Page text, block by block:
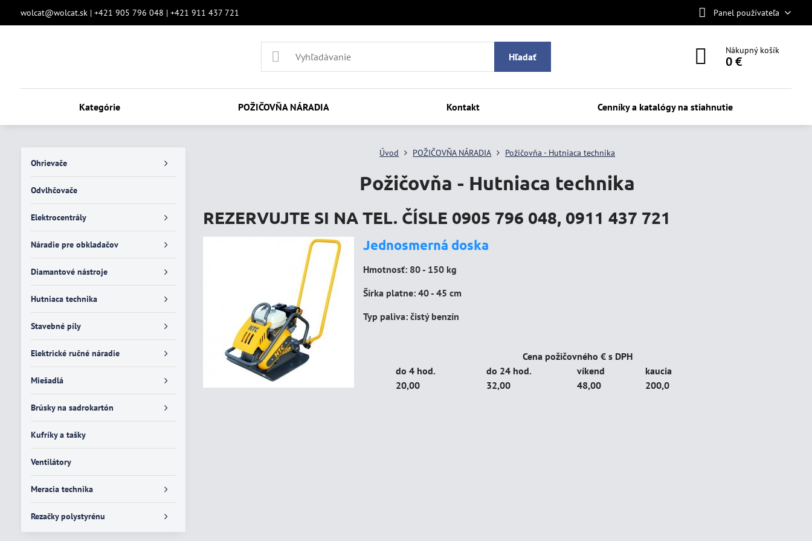
wolcat@wolcat.sk | +421 905 796 048 | +421 911 437 721 Panel používateľa
Hľadať
Nákupný košík
0 €
Kategórie POŽIČOVŇA NÁRADIA Kontakt Cenníky a katalógy na stiahnutie
Úvod POŽIČOVŇA NÁRADIA Požičovňa - Hutniaca technika
Požičovňa - Hutniaca technika
REZERVUJTE SI NA TEL. ČÍSLE 0905 796 048, 0911 437 721
Jednosmerná doska
Hmotnosť: 80 - 150 kg
Šírka platne: 40 - 45 cm
Typ paliva: čistý benzín
Cena požičovného € s DPH
do 4 hod.
do 24 hod. víkend
kaucia
20,00
32,00 48,00 200,0
Ohrievače
Odvlhčovače
Elektrocentrály
Náradie pre obkladačov
Diamantové nástroje
Hutniaca technika
Stavebné píly
Elektrické ručné náradie
Miešadlá
Brúsky na sadrokartón
Kufríky a tašky
Ventilátory
Meracia technika
Rezačky polystyrénu